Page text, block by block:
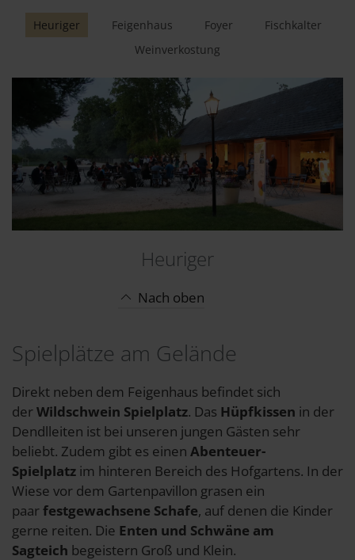
Heuriger Feigenhaus Foyer
Fischkalter
Weinverkostung
Heuriger
Nach oben
Spielplätze am Gelände
Direkt neben dem Feigenhaus befindet sich
derWildschwein Spielplatz. Das Hüpfkissen in der
Dendlleiten ist bei unseren jungen Gästen sehr
beliebt. Zudem gibt es einen Abenteuer-
Spielplatz im hinteren Bereich des Hofgartens. In der
Wiese vor dem Gartenpavillon grasen ein
paarfestgewachsene Schafe, auf denen die Kinder
gerne reiten. Die Enten und Schwäne am
Sagteich begeistern Groß und Klein.